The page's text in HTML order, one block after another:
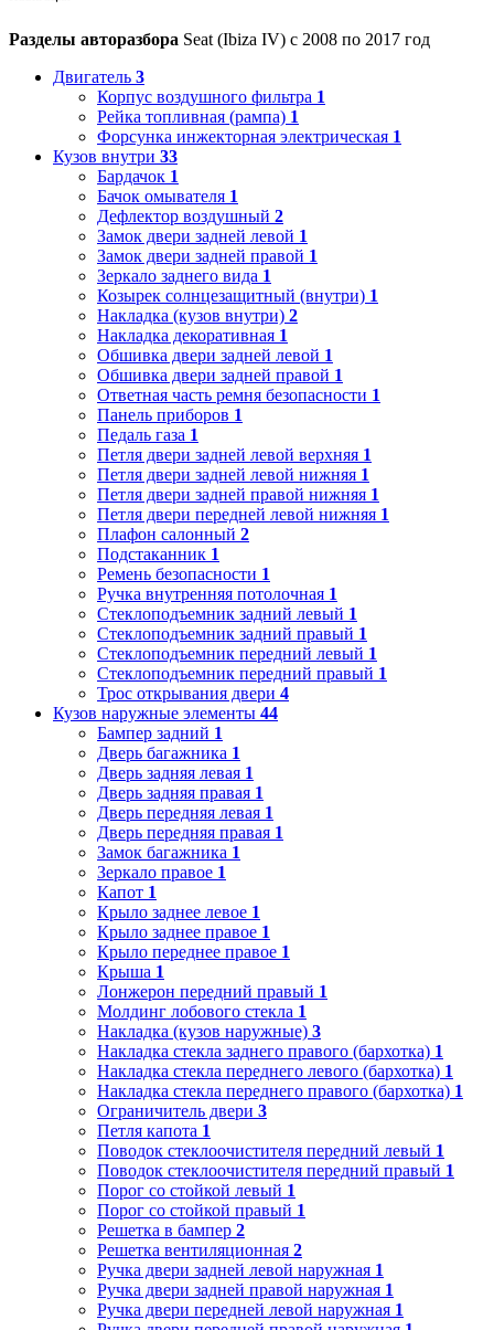
Разделы авторазбора Seat (Ibiza IV) с 2008 по 2017 год
Двигатель 3
Корпус воздушного фильтра 1
Рейка топливная (рампа) 1
Форсунка инжекторная электрическая 1
Кузов внутри 33
Бардачок 1
Бачок омывателя 1
Дефлектор воздушный 2
Замок двери задней левой 1
Замок двери задней правой 1
Зеркало заднего вида 1
Козырек солнцезащитный (внутри) 1
Накладка (кузов внутри) 2
Накладка декоративная 1
Обшивка двери задней левой 1
Обшивка двери задней правой 1
Ответная часть ремня безопасности 1
Панель приборов 1
Педаль газа 1
Петля двери задней левой верхняя 1
Петля двери задней левой нижняя 1
Петля двери задней правой нижняя 1
Петля двери передней левой нижняя 1
Плафон салонный 2
Подстаканник 1
Ремень безопасности 1
Ручка внутренняя потолочная 1
Стеклоподъемник задний левый 1
Стеклоподъемник задний правый 1
Стеклоподъемник передний левый 1
Стеклоподъемник передний правый 1
Трос открывания двери 4
Кузов наружные элементы 44
Бампер задний 1
Дверь багажника 1
Дверь задняя левая 1
Дверь задняя правая 1
Дверь передняя левая 1
Дверь передняя правая 1
Замок багажника 1
Зеркало правое 1
Капот 1
Крыло заднее левое 1
Крыло заднее правое 1
Крыло переднее правое 1
Крыша 1
Лонжерон передний правый 1
Молдинг лобового стекла 1
Накладка (кузов наружные) 3
Накладка стекла заднего правого (бархотка) 1
Накладка стекла переднего левого (бархотка) 1
Накладка стекла переднего правого (бархотка) 1
Ограничитель двери 3
Петля капота 1
Поводок стеклоочистителя передний левый 1
Поводок стеклоочистителя передний правый 1
Порог со стойкой левый 1
Порог со стойкой правый 1
Решетка в бампер 2
Решетка вентиляционная 2
Ручка двери задней левой наружная 1
Ручка двери задней правой наружная 1
Ручка двери передней левой наружная 1